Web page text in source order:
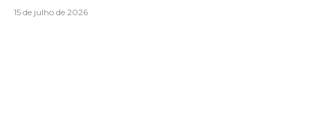
15 de julho de 2026